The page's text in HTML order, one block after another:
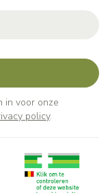
in voor onze
policy.